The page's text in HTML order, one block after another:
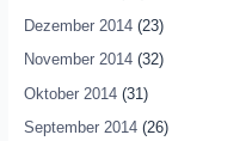
Dezember 2014(23)
November 2014(32)
Oktober 2014(31)
September 2014(26)